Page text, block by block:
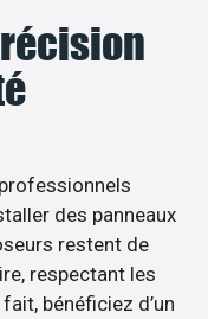
des panneaux
restent de
respectant les
bénéficiez d’un